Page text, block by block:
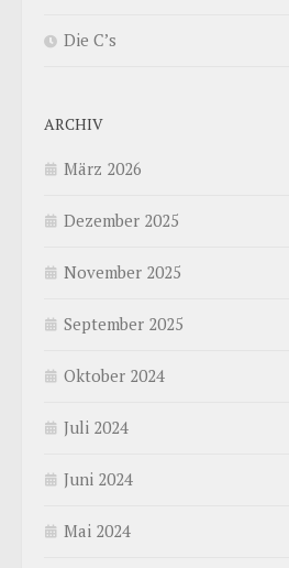
Die C’s
ARCHIV
März 2026
Dezember 2025
November 2025
September 2025
Oktober 2024
Juli 2024
Juni 2024
Mai 2024